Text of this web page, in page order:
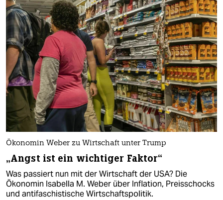
Ökonomin Weber zu Wirtschaft unter Trump
„Angst ist ein wichtiger Faktor“
Was passiert nun mit der Wirtschaft der USA? Die
Ökonomin Isabella M. Weber über Inflation, Preisschocks
und antifaschistische Wirtschaftspolitik.